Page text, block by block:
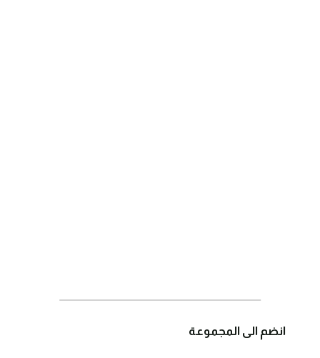
انضم الى المجموعة